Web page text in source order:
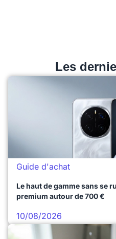
Les
Guide d'achat
Le haut de gamme sans se
premium autour de 700 €
10/08/2026